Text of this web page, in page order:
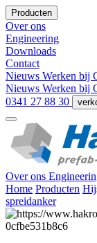
Producten
Over ons
Engineering
Downloads
Contact
Nieuws Werken bij
Nieuws Werken bij
0341 27 88 30
Over ons
Home Producten
spreidanker